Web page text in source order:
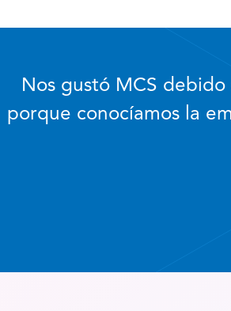
Nos gustó MCS
porque conocíamos la